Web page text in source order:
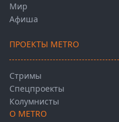
Мир
Афиша
ПРОЕКТЫ METRO
Стримы
Спецпроекты
Колумнисты
О METRO